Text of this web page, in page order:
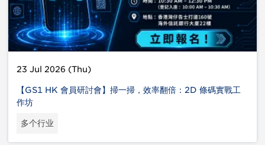
23 Jul 2026 (Thu)
【GS1 HK 會員研討會】掃一掃，效率翻倍：2D 條碼實戰工
作坊
多个行业